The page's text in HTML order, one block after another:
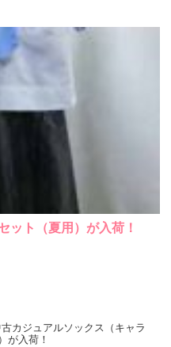
ット（夏用）が入荷！
カジュアルソックス（キャラ
が入荷！